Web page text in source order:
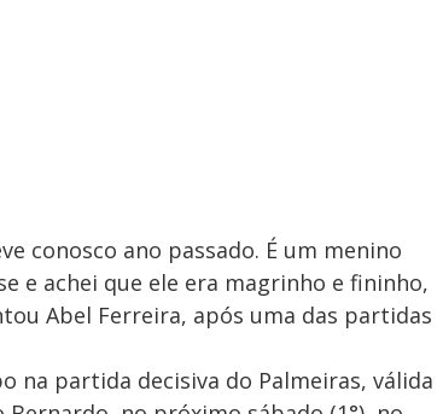
conosco ano passado. É um menino
e achei que ele era magrinho e fininho,
Abel Ferreira, após uma das partidas
na partida decisiva do Palmeiras, válida